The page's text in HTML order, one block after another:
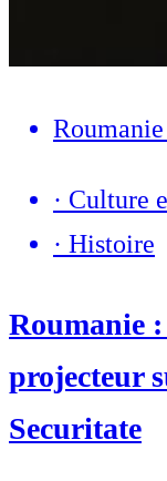
Roumanie
· Culture
· Histoire
Roumanie
projecteur
Securitate